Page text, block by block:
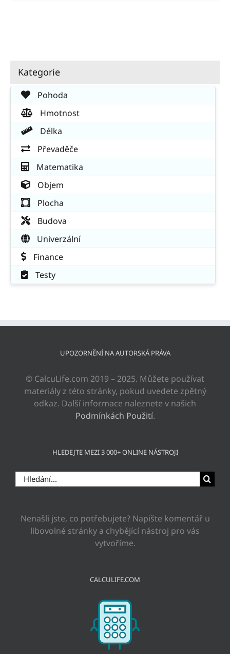
Kategorie
Pohoda
Hmotnost
Délka
Převaděče
Matematika
Objem
Plocha
Budova
Univerzální
Finance
Testy
UPOZORNĚNÍ NA AUTORSKÁ PRÁVA
© CalcuLife.com 2019 – 2025. Můžete používat
materiály z této stránky, pokud uvedete zpětný
odkaz. Další informace naleznete v našich
Podmínkách Použití.
HLEDEJTE MEZI 3 000+ ONLINE NÁSTROJI
Hledat:
Nenašli jste, co potřebujete? Napište komentář u
libovolné stránky a chybějící nástroj pro vás
vytvoříme.
CALCULIFE.COM